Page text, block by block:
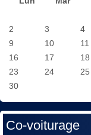
2
3 4
9
10 11
16
17 18
23
24 25
30
Co-voiturage